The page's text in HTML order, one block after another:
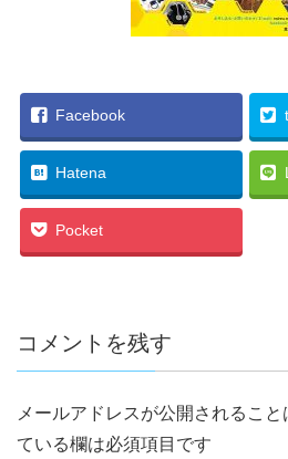
Facebook
Hatena
Pocket
コメントを残す
メールアドレスが公開されること
ている欄は必須項目です